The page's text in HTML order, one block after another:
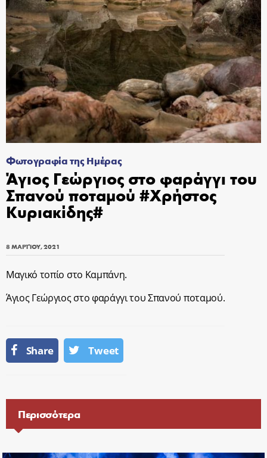
Φωτογραφία της Ημέρας
Άγιος Γεώργιος στο φαράγγι του
Σπανού ποταμού #Χρήστος
Κυριακίδης#
8 ΜΑΡΤΊΟΥ, 2021
Μαγικό τοπίο στο Καμπάνη.
Άγιος Γεώργιος στο φαράγγι του Σπανού ποταμού.
Share Tweet
Περισσότερα